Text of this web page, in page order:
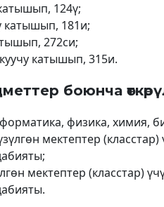
124ү;
катышып, 181и;
272си;
катышып, 315и.
боюнча
физика, химия,
мектептер
мектептер (класстар)